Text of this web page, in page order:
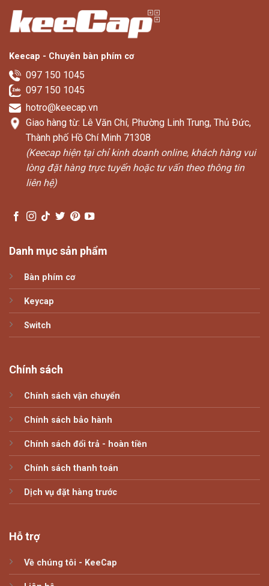
Keecap - Chuyên bàn phím cơ
097 150 1045
097 150 1045
hotro@keecap.vn
Giao hàng từ: Lê Văn Chí, Phường Linh Trung, Thủ Đức,
Thành phố Hồ Chí Minh 71308
(Keecap hiện tại chỉ kinh doanh online, khách hàng vui
lòng đặt hàng trực tuyến hoặc tư vấn theo thông tin
liên hệ)
Danh mục sản phẩm
Bàn phím cơ
Keycap
Switch
Chính sách
Chính sách vận chuyển
Chính sách bảo hành
Chính sách đổi trả - hoàn tiền
Chính sách thanh toán
Dịch vụ đặt hàng trước
Hỗ trợ
Về chúng tôi - KeeCap